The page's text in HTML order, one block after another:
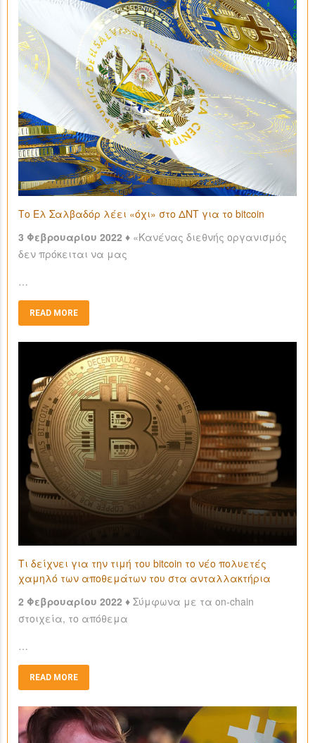
Το Ελ Σαλβαδόρ λέει «όχι» στο ΔΝΤ για το bitcoin
3 Φεβρουαρίου 2022 ♦ «Κανένας διεθνής οργανισμός
δεν πρόκειται να μας
…
READ MORE
Τι δείχνει για την τιμή του bitcoin το νέο πολυετές
χαμηλό των αποθεμάτων του στα ανταλλακτήρια
2 Φεβρουαρίου 2022 ♦Σύμφωνα με τα on-chain
στοιχεία, το απόθεμα
…
READ MORE